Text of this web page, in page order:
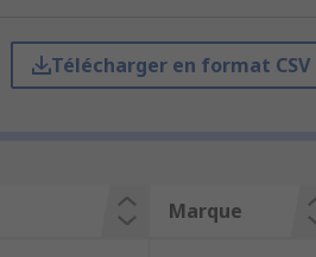
Télécharger en format CSV
Marque